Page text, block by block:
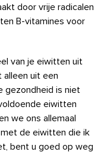
door vrije radicalen
B-vitamines voor
van je eiwitten uit
alleen uit een
gezondheid is niet
eiwitten
we ons allemaal
de eiwitten die ik
bent u goed op weg